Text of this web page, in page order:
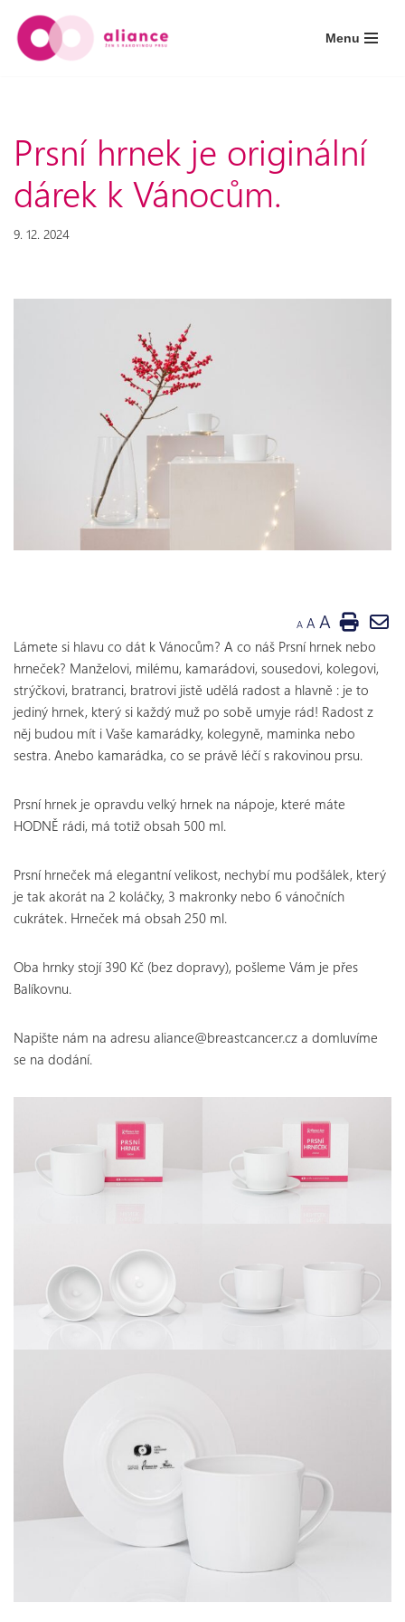
Přeskočit
Menu
Prsní hrnek je originální
dárek k Vánocům.
9. 12. 2024
A A A
Lámete si hlavu co dát k Vánocům? A co náš Prsní hrnek nebo
hrneček? Manželovi, milému, kamarádovi, sousedovi, kolegovi,
strýčkovi, bratranci, bratrovi jistě udělá radost a hlavně : je to
jediný hrnek, který si každý muž po sobě umyje rád! Radost z
něj budou mít i Vaše kamarádky, kolegyně, maminka nebo
sestra. Anebo kamarádka, co se právě léčí s rakovinou prsu.
Prsní hrnek je opravdu velký hrnek na nápoje, které máte
HODNĚ rádi, má totiž obsah 500 ml.
Prsní hrneček má elegantní velikost, nechybí mu podšálek, který
je tak akorát na 2 koláčky, 3 makronky nebo 6 vánočních
cukrátek. Hrneček má obsah 250 ml.
Oba hrnky stojí 390 Kč (bez dopravy), pošleme Vám je přes
Balíkovnu.
Napište nám na adresu aliance@breastcancer.cz a domluvíme
se na dodání.